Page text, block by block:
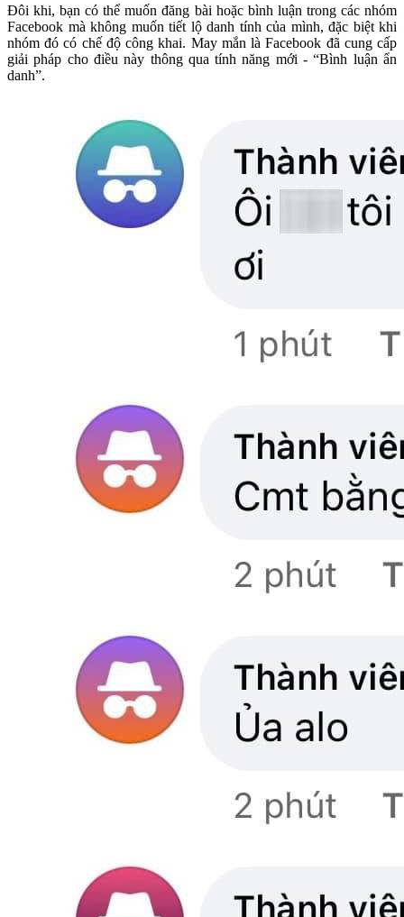
Đôi khi, bạn có thể muốn đăng bài hoặc bình luận trong các nhóm
Facebook mà không muốn tiết lộ danh tính của mình, đặc biệt khi
nhóm đó có chế độ công khai. May mắn là Facebook đã cung cấp
giải pháp cho điều này thông qua tính năng mới - “Bình luận ẩn
danh”.